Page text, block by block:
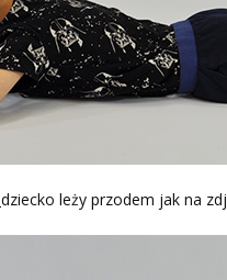
dziecko leży przodem jak na